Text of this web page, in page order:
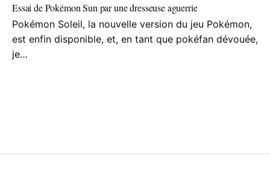
Essai de Pokémon Sun par une dresseuse aguerrie
Pokémon Soleil, la nouvelle version du jeu Pokémon,
est enfin disponible, et, en tant que pokéfan dévouée,
je…